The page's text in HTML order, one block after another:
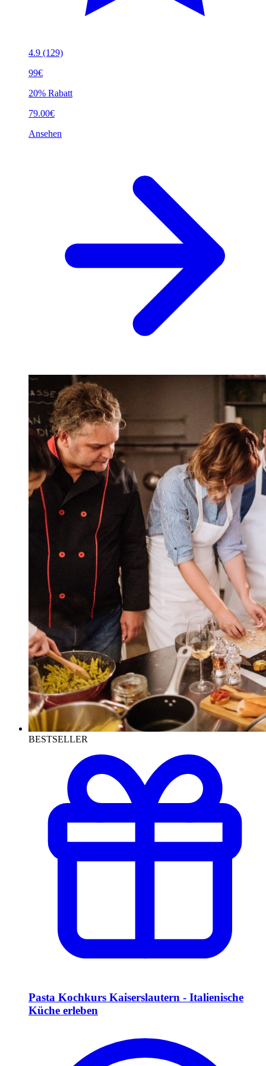
4.9 (129)
99€
20% Rabatt
79.00€
Ansehen
BESTSELLER
Pasta Kochkurs Kaiserslautern - Italienische
Küche erleben